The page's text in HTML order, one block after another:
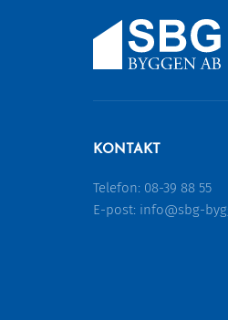
KONTAKT
Telefon: 08-39 88 55
E-post: info@sbg-